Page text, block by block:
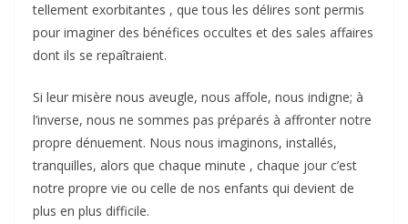
tellement exorbitantes , que tous les délires sont permis
pour imaginer des bénéfices occultes et des sales affaires
dont ils se repaîtraient.
Si leur misère nous aveugle, nous affole, nous indigne; à
l’inverse, nous ne sommes pas préparés à affronter notre
propre dénuement. Nous nous imaginons, installés,
tranquilles, alors que chaque minute , chaque jour c’est
notre propre vie ou celle de nos enfants qui devient de
plus en plus difficile.